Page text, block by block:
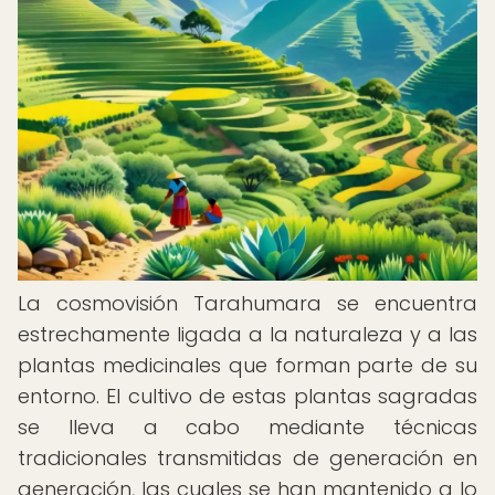
La cosmovisión Tarahumara se encuentra
estrechamente ligada a la naturaleza y a las
plantas medicinales que forman parte de su
entorno. El cultivo de estas plantas sagradas
se lleva a cabo mediante técnicas
tradicionales transmitidas de generación en
generación, las cuales se han mantenido a lo